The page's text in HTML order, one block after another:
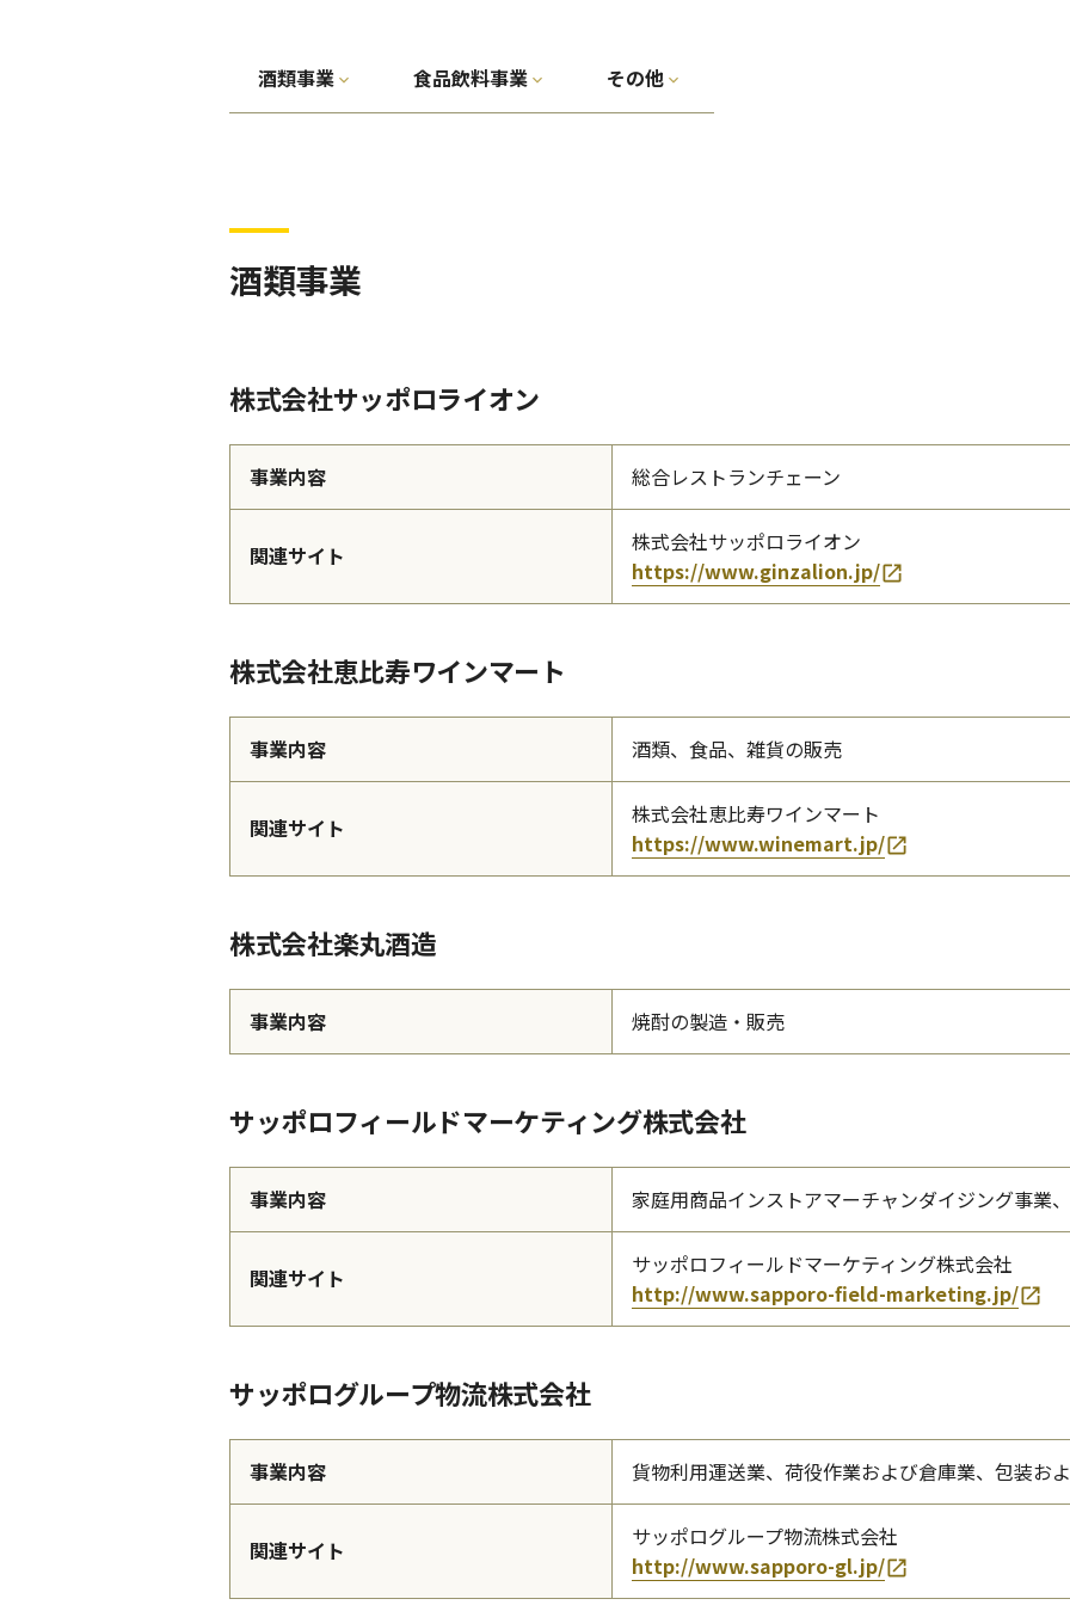
酒類事業 食品飲料事業 その他
酒類事業
株式会社サッポロライオン
事業内容 総合レストランチェーン
関連サイト
株式会社サッポロライオン
https://www.ginzalion.jp/
株式会社恵比寿ワインマート
事業内容 酒類、食品、雑貨の販売
関連サイト
株式会社恵比寿ワインマート
https://www.winemart.jp/
株式会社楽丸酒造
事業内容 焼酎の製造・販売
サッポロフィールドマーケティング株式会社
事業内容 家庭用商品インストアマーチャンダイジング事業
関連サイト
サッポロフィールドマーケティング株式会社
http://www.sapporo-field-marketing.jp/
サッポログループ物流株式会社
事業内容 貨物利用運送業、荷役作業および倉庫業、包装お
関連サイト
サッポログループ物流株式会社
http://www.sapporo-gl.jp/